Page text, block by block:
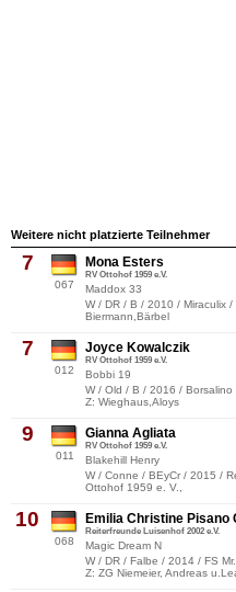
Weitere nicht platzierte Teilnehmer
7
067
Mona Esters
RV Ottohof 1959 e.V.
Maddox 33
W / DR / B / 2010 / Miraculix
Biermann,Bärbel
7
012
Joyce Kowalczik
RV Ottohof 1959 e.V.
Bobbi 19
W / Old / B / 2016 /
Z: Wieghaus,Aloys
9
011
Gianna Agliata
RV Ottohof 1959 e.V.
Blakehill Henry
W / Conne / BEyCr / 2015 /
Ottohof 1959 e. V.,
10
068
Emilia Christine Pisano
Reiterfreunde Luisenhof 2002 e.V.
Magic Dream N
W / DR / Falbe / 2014 / FS
Z: ZG Niemeier, Andreas